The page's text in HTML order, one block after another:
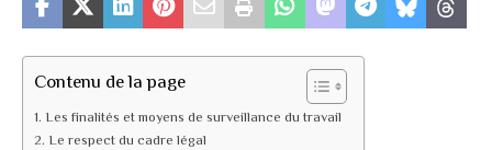
Contenu de la page
Les finalités et moyens de surveillance du travail
Le respect du cadre légal